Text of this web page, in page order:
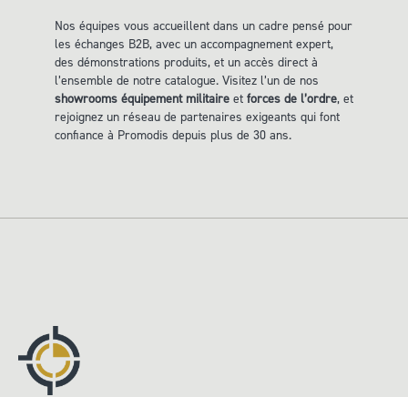
Nos équipes vous accueillent dans un cadre pensé pour
les échanges B2B, avec un accompagnement expert,
des démonstrations produits, et un accès direct à
l’ensemble de notre catalogue. Visitez l’un de nos
showrooms équipement militaire et forces de l’ordre, et
rejoignez un réseau de partenaires exigeants qui font
confiance à Promodis depuis plus de 30 ans.